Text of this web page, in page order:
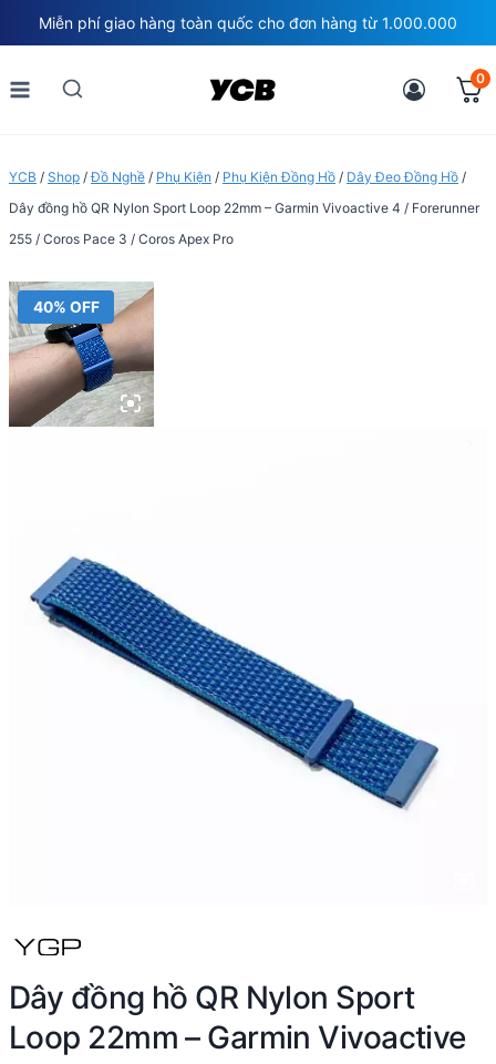
to
content
Miễn phí giao hàng toàn quốc cho đơn hàng từ 1.000.000
0
YCB / Shop /Đồ Nghề / Phụ Kiện / Phụ Kiện Đồng Hồ / Dây Đeo Đồng Hồ /
Dây đồng hồ QR Nylon Sport Loop 22mm – Garmin Vivoactive 4 / Forerunner
255 / Coros Pace 3 / Coros Apex Pro
40% OFF
Dây đồng hồ QR Nylon Sport
Loop 22mm – Garmin Vivoactive